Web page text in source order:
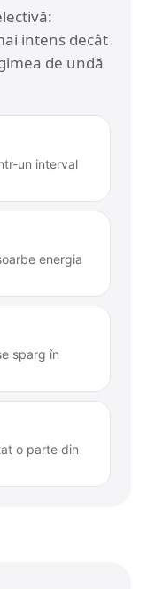
intens decât
de undă
un interval
energia
sparg în
o parte din